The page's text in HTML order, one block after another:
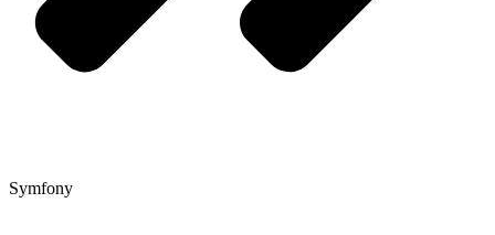
Symfony